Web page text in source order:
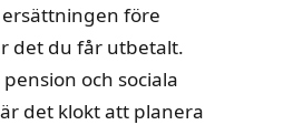
före
det du får utbetalt.
och sociala
det klokt att planera